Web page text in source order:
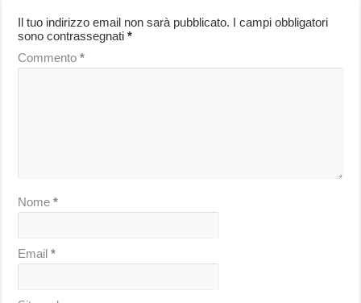
Il tuo indirizzo email non sarà pubblicato. I campi obbligatori
sono contrassegnati*
Commento*
Nome*
Email*